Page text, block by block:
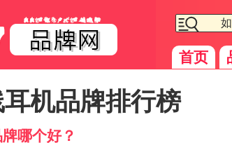
首页
机品牌排行榜
哪个好？